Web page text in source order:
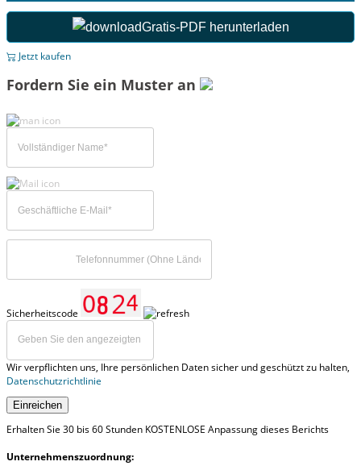
Gratis-PDF herunterladen
Jetzt kaufen
Fordern Sie ein Muster an
Sicherheitscode
Wir verpflichten uns, Ihre persönlichen Daten sicher und geschützt zu halten,
Datenschutzrichtlinie
Einreichen
Erhalten Sie 30 bis 60 Stunden KOSTENLOSE Anpassung dieses Berichts
Unternehmenszuordnung: